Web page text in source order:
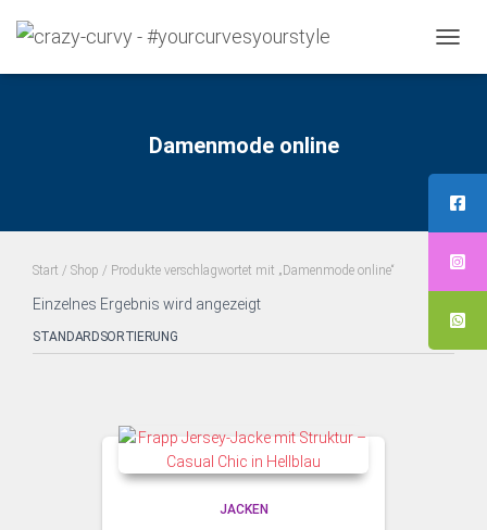
Damenmode online
Start / Shop / Produkte verschlagwortet mit „Damenmode online“
Einzelnes Ergebnis wird angezeigt
JACKEN